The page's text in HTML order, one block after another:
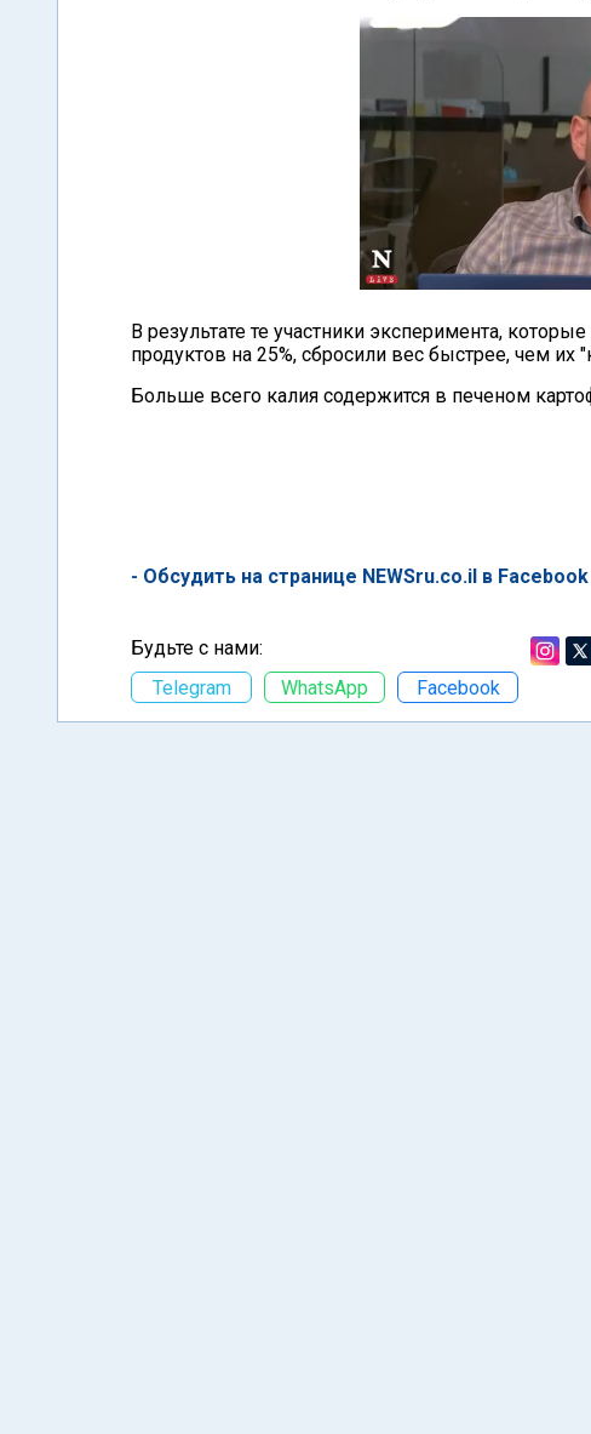
В результате те участники эксперимента,
продуктов на 25%, сбросили вес быстрее, чем их
Больше всего калия содержится в печеном
- Обсудить на странице NEWSru.co.il в Facebook
Будьте с нами:
Telegram
WhatsApp Facebook